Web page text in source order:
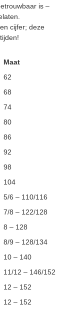
is –
cijfer; deze
Maat
62
68
74
80
86
92
98
104
5/6 – 110/116
7/8 – 122/128
8 – 128
8/9 – 128/134
10 – 140
11/12 – 146/152
12 – 152
12 – 152